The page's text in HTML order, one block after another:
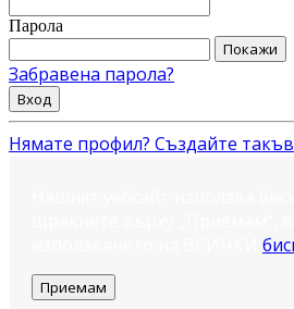
Парола
Покажи
Забравена парола?
Вход
Нямате профил? Създайте
Приемам